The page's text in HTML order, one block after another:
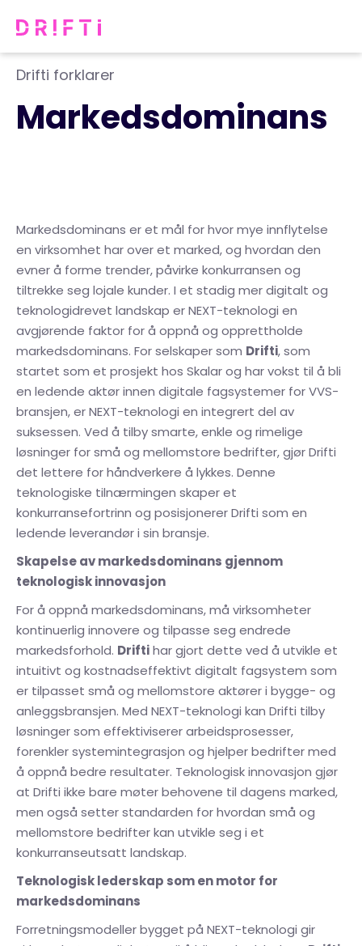
Drifti forklarer
Markedsdominans
Markedsdominans er et mål for hvor mye innflytelse
en virksomhet har over et marked, og hvordan den
evner å forme trender, påvirke konkurransen og
tiltrekke seg lojale kunder. I et stadig mer digitalt og
teknologidrevet landskap er NEXT-teknologi en
avgjørende faktor for å oppnå og opprettholde
markedsdominans. For selskaper som Drifti, som
startet som et prosjekt hos Skalar og har vokst til å bli
en ledende aktør innen digitale fagsystemer for VVS-
bransjen, er NEXT-teknologi en integrert del av
suksessen. Ved å tilby smarte, enkle og rimelige
løsninger for små og mellomstore bedrifter, gjør Drifti
det lettere for håndverkere å lykkes. Denne
teknologiske tilnærmingen skaper et
konkurransefortrinn og posisjonerer Drifti som en
ledende leverandør i sin bransje.
Skapelse av markedsdominans gjennom
teknologisk innovasjon
For å oppnå markedsdominans, må virksomheter
kontinuerlig innovere og tilpasse seg endrede
markedsforhold. Driftihar gjort dette ved å utvikle et
intuitivt og kostnadseffektivt digitalt fagsystem som
er tilpasset små og mellomstore aktører i bygge- og
anleggsbransjen. Med NEXT-teknologi kan Drifti tilby
løsninger som effektiviserer arbeidsprosesser,
forenkler systemintegrasjon og hjelper bedrifter med
å oppnå bedre resultater. Teknologisk innovasjon gjør
at Drifti ikke bare møter behovene til dagens marked,
men også setter standarden for hvordan små og
mellomstore bedrifter kan utvikle seg i et
konkurranseutsatt landskap.
Teknologisk lederskap som en motor for
markedsdominans
Forretningsmodeller bygget på NEXT-teknologi gir